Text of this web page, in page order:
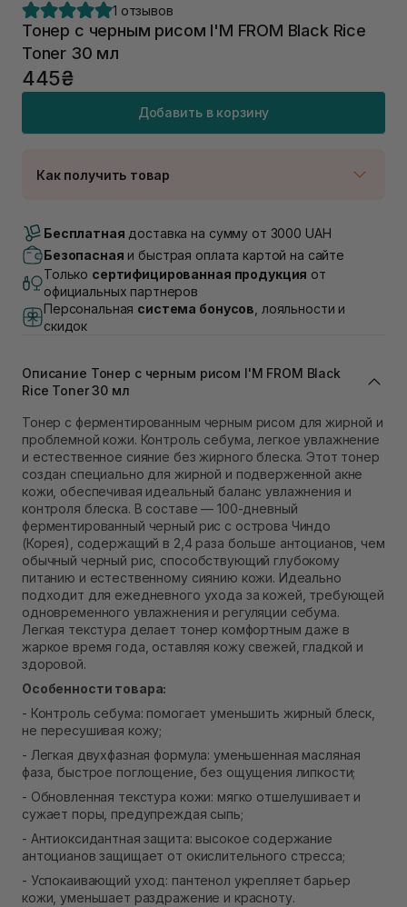
1 отзывов
Тонер с черным рисом I'M FROM Black Rice
Toner 30 мл
445₴
Добавить в корзину
Как получить товар
В наличии
Самовывоз г. Луцк, Винниченка 4
Самовывоз г. Львов, ул. Академика Подстригача,
1В (Duck's Lake)
Самовывоз г. Львов ул. Степана Бандеры 43
В наличии
Самовывоз Ровно
В наличии
Самовывоз г. Ровно, ул. Кулика и Гудачека 23 (ТЦ
В наличии
Бесплатная доставка на сумму от 3000 UAH
Безопасная и быстрая оплата картой на сайте
Только сертифицированная продукция от
официальных партнеров
Персональная система бонусов , лояльности и
скидок
Описание Тонер с черным рисом I'M FROM Black
Rice Toner 30 мл
Тонер с ферментированным черным рисом для жирной и
проблемной кожи. Контроль себума, легкое увлажнение
и естественное сияние без жирного блеска. Этот тонер
создан специально для жирной и подверженной акне
кожи, обеспечивая идеальный баланс увлажнения и
контроля блеска. В составе — 100-дневный
ферментированный черный рис с острова Чиндо
(Корея), содержащий в 2,4 раза больше антоцианов, чем
обычный черный рис, способствующий глубокому
питанию и естественному сиянию кожи. Идеально
подходит для ежедневного ухода за кожей, требующей
одновременного увлажнения и регуляции себума.
Легкая текстура делает тонер комфортным даже в
жаркое время года, оставляя кожу свежей, гладкой и
здоровой.
Особенности товара:
- Контроль себума: помогает уменьшить жирный блеск,
не пересушивая кожу;
- Легкая двухфазная формула: уменьшенная масляная
фаза, быстрое поглощение, без ощущения липкости;
- Обновленная текстура кожи: мягко отшелушивает и
сужает поры, предупреждая сыпь;
- Антиоксидантная защита: высокое содержание
антоцианов защищает от окислительного стресса;
- Успокаивающий уход: пантенол укрепляет барьер
кожи, уменьшает раздражение и красноту.